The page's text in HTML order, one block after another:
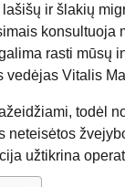
ir šlakių
konsultuoja
rasti mūsų
vedėjas Vitalis
todėl
užtikrina